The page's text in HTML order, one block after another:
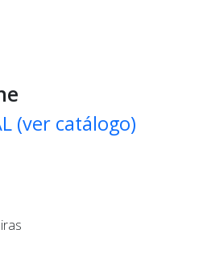
(ver catálogo)